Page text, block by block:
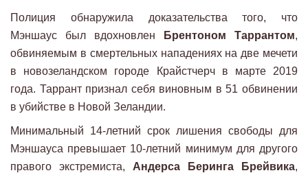
Полиция обнаружила доказательства того, что
Мэншаус был вдохновлен
Брентоном Таррантом,
обвиняемым в смертельных нападениях на две мечети
в новозеландском городе Крайстчерч в марте 2019
года. Таррант признал себя виновным в 51 обвинении
в убийстве в Новой Зеландии.
Минимальный 14-летний срок лишения свободы для
Мэншауса превышает 10-летний минимум для другого
правого экстремиста, Андерса Беринга Брейвика,